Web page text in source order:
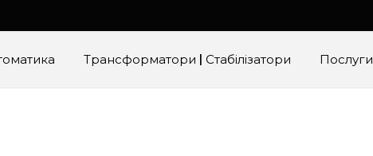
Трансформатори | Стабілізатори Послуги